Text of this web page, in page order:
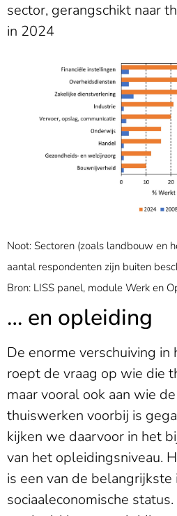
sector, gerangschikt naar
in 2024
Noot: Sectoren (zoals landbouw en
aantal respondenten zijn buiten
Bron: LISS panel, module Werk en
… en opleiding
De enorme verschuiving
roept de vraag op wie die
maar vooral ook aan wie
thuiswerken voorbij is
kijken we daarvoor in het
van het opleidingsniveau.
is een van de belangrijkste
sociaaleconomische